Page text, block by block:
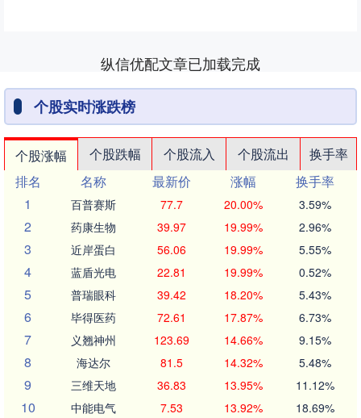
纵信优配文章已加载完成
个股实时涨跌榜
个股涨幅 个股跌幅 个股流入 个股流出
换手率
排名
名称 最新价 涨幅
换手率
1
百普赛斯 77.7 20.00% 3.59%
2 药康生物 39.97 19.99% 2.96%
3 近岸蛋白 56.06 19.99% 5.55%
4 蓝盾光电 22.81 19.99% 0.52%
5 普瑞眼科 39.42 18.20% 5.43%
6 毕得医药 72.61 17.87% 6.73%
7 义翘神州 123.69 14.66% 9.15%
8 海达尔 81.5 14.32% 5.48%
9 三维天地 36.83 13.95% 11.12%
10 中能电气 7.53 13.92% 18.69%